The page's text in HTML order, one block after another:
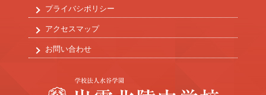
プライバシポリシー
アクセスマップ
お問い合わせ